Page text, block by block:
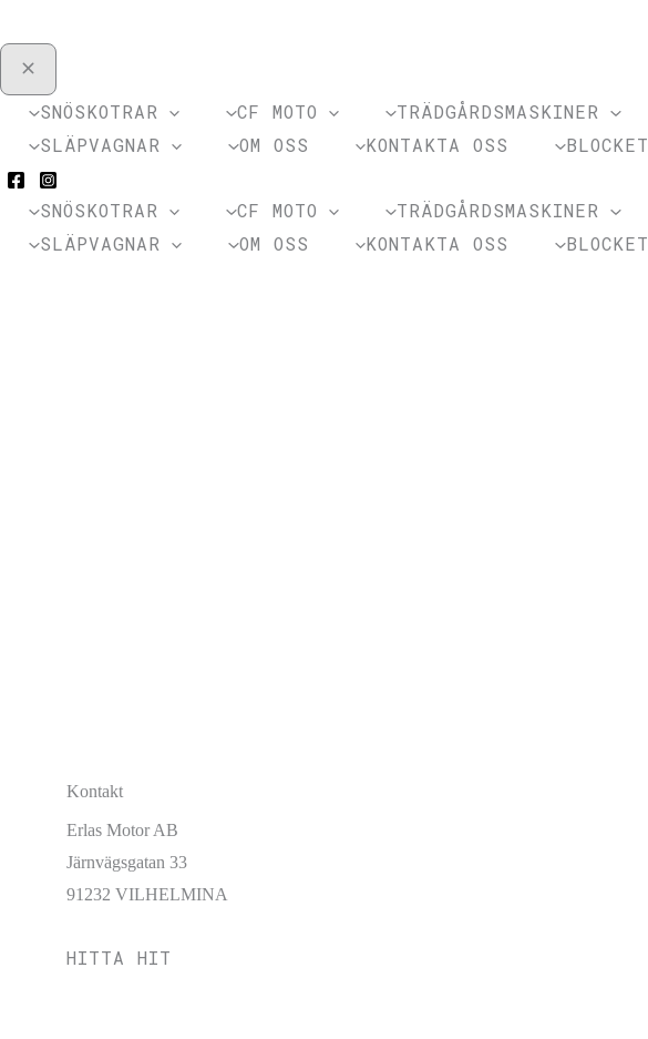
SNÖSKOTRAR CF MOTO TRÄDGÅRDSMASKINER
SLÄPVAGNAR
OM OSS KONTAKTA OSS BLOCKET
SNÖSKOTRAR CF MOTO TRÄDGÅRDSMASKINER
SLÄPVAGNAR
OM OSS KONTAKTA OSS BLOCKET
Kontakt
Erlas Motor AB
Järnvägsgatan 33
91232 VILHELMINA
HITTA HIT